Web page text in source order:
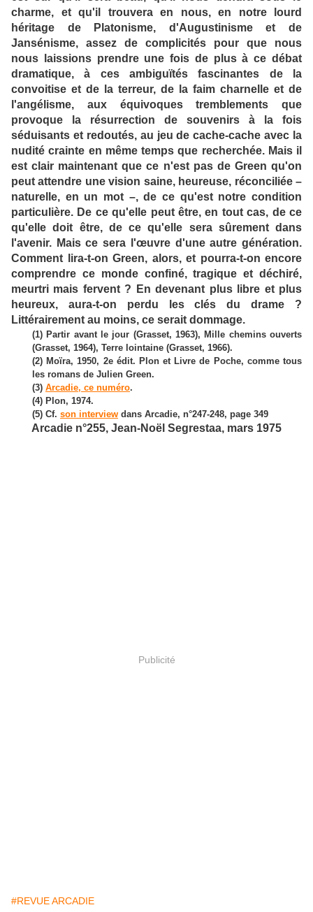
charme, et qu'il trouvera en nous, en notre lourd
héritage de Platonisme, d'Augustinisme et de
Jansénisme, assez de complicités pour que nous
nous laissions prendre une fois de plus à ce débat
dramatique, à ces ambiguïtés fascinantes de la
convoitise et de la terreur, de la faim charnelle et de
l'angélisme, aux équivoques tremblements que
provoque la résurrection de souvenirs à la fois
séduisants et redoutés, au jeu de cache-cache avec la
nudité crainte en même temps que recherchée. Mais il
est clair maintenant que ce n'est pas de Green qu'on
peut attendre une vision saine, heureuse, réconciliée –
naturelle, en un mot –, de ce qu'est notre condition
particulière. De ce qu'elle peut être, en tout cas, de ce
qu'elle doit être, de ce qu'elle sera sûrement dans
l'avenir. Mais ce sera l'œuvre d'une autre génération.
Comment lira-t-on Green, alors, et pourra-t-on encore
comprendre ce monde confiné, tragique et déchiré,
meurtri mais fervent ? En devenant plus libre et plus
heureux, aura-t-on perdu les clés du drame ?
Littérairement au moins, ce serait dommage.
(1) Partir avant le jour (Grasset, 1963), Mille chemins ouverts
(Grasset, 1964), Terre lointaine (Grasset, 1966).
(2) Moïra, 1950, 2e édit. Plon et Livre de Poche, comme tous
les romans de Julien Green.
(3) Arcadie, ce numéro.
(4) Plon, 1974.
(5) Cf. son interview dans Arcadie, n°247-248, page 349
Arcadie n°255, Jean-Noël Segrestaa, mars 1975
Publicité
#REVUE ARCADIE